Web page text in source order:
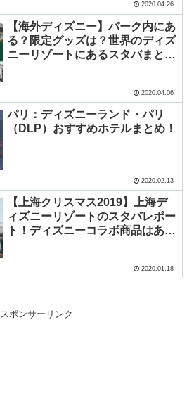
2020.04.26
【海外ディズニー】パーク内にあ
る？限定グッズは？世界のディズ
ニーリゾートにあるスタバまと
2020.04.06
パリ：ディズニーランド・パリ
（DLP）おすすめホテルまとめ！
2020.02.13
【上海クリスマス2019】上海デ
ィズニーリゾートのスタバレポー
ト！ディズニーコラボ商品はあ
2020.01.18
スポンサーリンク